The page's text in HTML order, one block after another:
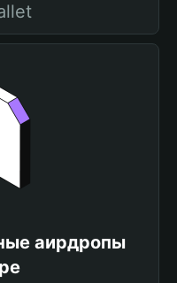
аирдропы